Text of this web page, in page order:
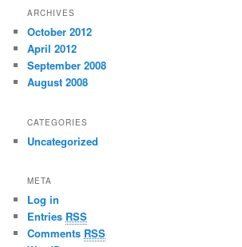
ARCHIVES
October 2012
April 2012
September 2008
August 2008
CATEGORIES
Uncategorized
META
Log in
Entries RSS
Comments RSS